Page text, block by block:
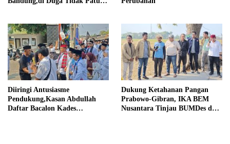
Diiringi Antusiasme
Pendukung,Kasan Abdullah
Daftar Bacalon Kades
Dukung Ketahanan Pangan
Prabowo-Gibran, IKA BEM
Nusantara Tinjau BUMDes dan